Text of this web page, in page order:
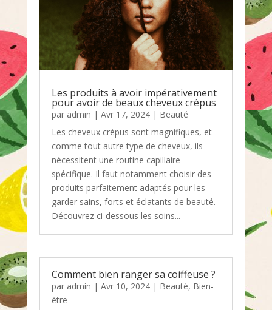
Les produits à avoir impérativement
pour avoir de beaux cheveux crépus
par admin | Avr 17, 2024| Beauté
Les cheveux crépus sont magnifiques, et
comme tout autre type de cheveux, ils
nécessitent une routine capillaire
spécifique. Il faut notamment choisir des
produits parfaitement adaptés pour les
garder sains, forts et éclatants de beauté.
Découvrez ci-dessous les soins...
Comment bien ranger sa coiffeuse ?
par admin | Avr 10, 2024| Beauté, Bien-
être